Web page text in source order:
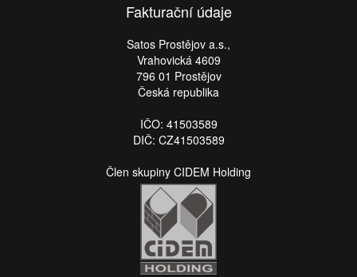
Fakturační údaje
Satos Prostějov a.s.,
Vrahovická 4609
796 01 Prostějov
Česká republika
IČO: 41503589
DIČ: CZ41503589
Člen skupiny CIDEM Holding